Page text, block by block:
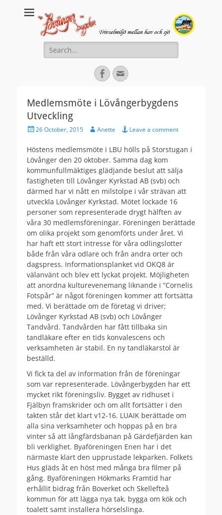
Lovanger.se
Välkommen till Lövånger
Search
for:
Facebook
Email
Medlemsmöte i Lövångerbygdens
Utveckling
Posted26 October, 2015 Author
Anette Leave a comment
Höstens medlemsmöte i LBU hölls på Storstugan i
Lövånger den 20 oktober. Samma dag kom
kommunfullmäktiges glädjande beslut att sälja
fastigheten till Lövånger Kyrkstad AB (svb) och
därmed har vi nått en milstolpe i vår strävan att
utveckla Lövånger Kyrkstad. Mötet lockade 16
personer som representerade drygt hälften av
våra 30 medlemsföreningar. Föreningen berättade
om olika projekt som genomförts under året. Vi
har haft ett stort intresse för våra odlingslotter
både från våra odlare och från andra orter och
dagspress. Informationsplanket vid OKQ8 är
välanvänt och blev ett lyckat projekt. Möjligheten
att anordna kulturevenemang liknande i ”Cornelis
Fotspår” är något föreningen kommer att fortsätta
med. Vi berättade om de företag vi driver;
Lövånger Kyrkstad AB (svb) och Lövånger
Tandvård. Tandvården har fått tillbaka sin
tandläkare efter en tids konvalescens och
verksamheten är stabil. En ny tandläkarstol är
beställd.
Vi fick ta del av information från de föreningar
som var representerade. Lövångerbygden har ett
mycket rikt föreningsliv. Bygget av ridhuset i
Fjälbyn framskrider och om allt fortsätter i den
takten står det klart v12-16. LUAIK berättade om
alla sina verksamheter och hoppas på en bra
vinter så att långfärdsbanan på Gärdefjärden kan
bli verklighet. Byaföreningen Enen har i det
närmaste klart den upprustade lekparken. Folkets
Hus gläds åt en höst med många bra filmer på
gång. Byaföreningen Hökmarks Framtid har
erhållit bidrag från Boverket och Skellefteå
kommun för att lägga nya tak, bygga om kök och
toalett samt installera hörselslinga.